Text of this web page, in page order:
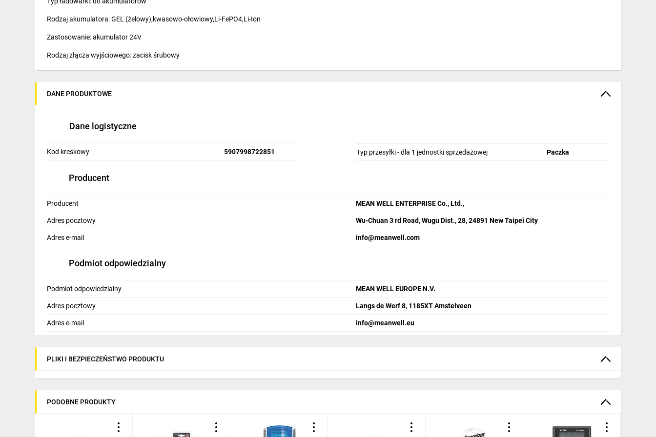
IT, GSM
Elektromobilność
Wentylacja i rekuperacja
Rodzaj akumulatora: GEL (żelowy),kwasowo-ołowiowy,Li-FePO4,Li-Ion
Zastosowanie: akumulator 24V
Rodzaj złącza wyjściowego: zacisk śrubowy
Zawartość zestawu: bez kabla zasilającego
Funkcje dodatkowe: NFC
DANE PRODUKTOWE
Dane logistyczne
Kod kreskowy 5907998722851 Typ przesyłki - dla 1 jednostki sprzedażowej Paczka
Producent
Producent MEAN WELL ENTERPRISE Co., Ltd.,
Adres pocztowy Wu-Chuan 3 rd Road, Wugu Dist., 28, 24891 New Taipei City
Adres e-mail info@meanwell.com
Podmiot odpowiedzialny
Podmiot odpowiedzialny MEAN WELL EUROPE N.V.
Adres pocztowy Langs de Werf 8, 1185XT Amstelveen
Adres e-mail info@meanwell.eu
PLIKI I BEZPIECZEŃSTWO PRODUKTU
PODOBNE PRODUKTY